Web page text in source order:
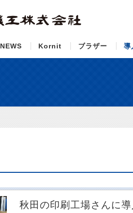
NEWS Kornit ブラザー 導
秋田の印刷工場さんに